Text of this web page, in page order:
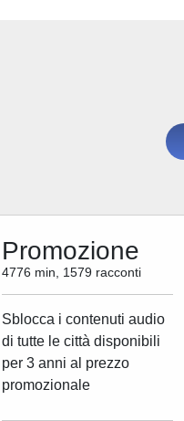
Promozione
4776 min, 1579 racconti
Sblocca i contenuti audio
di tutte le città disponibili
per 3 anni al prezzo
promozionale